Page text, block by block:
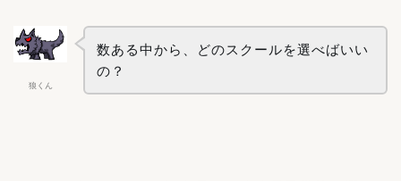
狼くん
数ある中から、どのスクールを選べばいい
の？